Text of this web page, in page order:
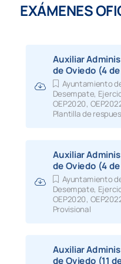
12.05.2025
EXÁMENES
Auxiliar
de Oviedo (4
Ayuntamiento
Desempate,
OEP2020,
Plantilla de
Auxiliar
de Oviedo (4
Ayuntamiento
Desempate,
OEP2020,
Provisional
Auxiliar
de Oviedo (11